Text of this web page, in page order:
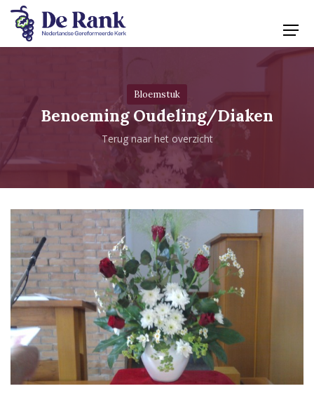
Bloemstuk
Benoeming Oudeling/Diaken
Terug naar het overzicht